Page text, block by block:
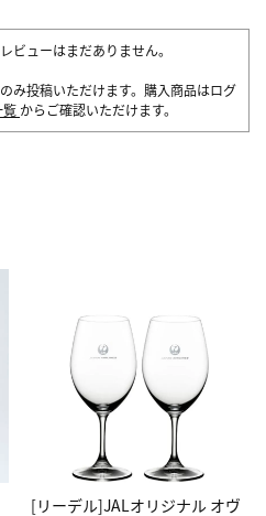
ビューはまだありません。
み投稿いただけます。購入商品はログ
覧 からご確認いただけます。
[リーデル]JALオリジナル オヴ